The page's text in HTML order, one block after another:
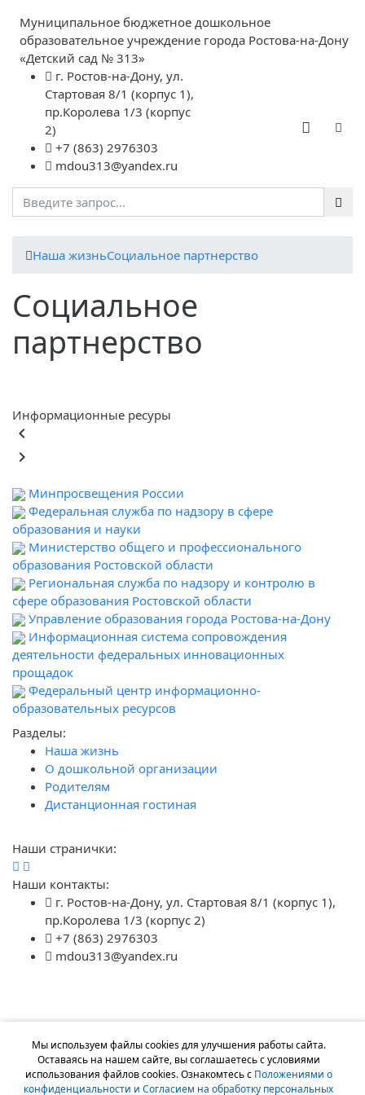
Муниципальное бюджетное дошкольное
образовательное учреждение города Ростова-на-Дону
«Детский сад № 313»
г. Ростов-на-Дону, ул.
Стартовая 8/1 (корпус 1),
пр.Королева 1/3 (корпус
2)
+7 (863) 2976303
mdou313@yandex.ru
Наша жизньСоциальное партнерство
Социальное
партнерство
Информационные ресуры
keyboard_arrow_left
keyboard_arrow_right
Минпросвещения России
Федеральная служба по надзору в сфере
образования и науки
Министерство общего и профессионального
образования Ростовской области
Региональная служба по надзору и контролю в
сфере образования Ростовской области
Управление образования города Ростова-на-Дону
Информационная система сопровождения
деятельности федеральных инновационных
прощадок
Федеральный центр информационно-
образовательных ресурсов
Разделы:
Наша жизнь
О дошкольной организации
Родителям
Дистанционная гостиная
Наши странички:
Наши контакты:
г. Ростов-на-Дону, ул. Стартовая 8/1 (корпус 1),
пр.Королева 1/3 (корпус 2)
+7 (863) 2976303
mdou313@yandex.ru
Мы используем файлы cookies для улучшения работы сайта.
Оставаясь на нашем сайте, вы соглашаетесь с условиями
использования файлов cookies. Ознакомтесь с Положениями о
конфиденциальности и Согласием на обработку персональных